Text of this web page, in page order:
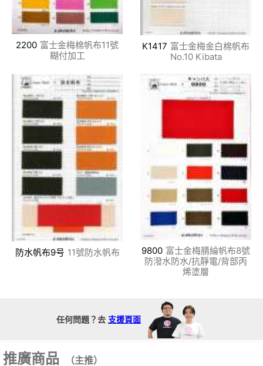
2200 富士金梅棉帆布11號
糊付加工
K1417 富士金梅金白棉帆布
No.10 Kibata
防水帆布9号 11號防水帆布 9800 富士金梅腈綸帆布8號
防潑水防水/抗靜電/背部丙
烯塗層
任何問題？去 支援頁面
推廣商品 （主推）